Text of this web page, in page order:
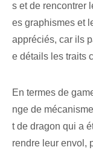
s et de rencontrer
es graphismes et
appréciés, car ils
e détails les traits
En termes de
nge de
t de dragon qui a
rendre leur envol,